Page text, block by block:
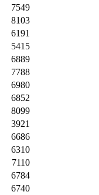
7549
8103
6191
5415
6889
7788
6980
6852
8099
3921
6686
6310
7110
6784
6740